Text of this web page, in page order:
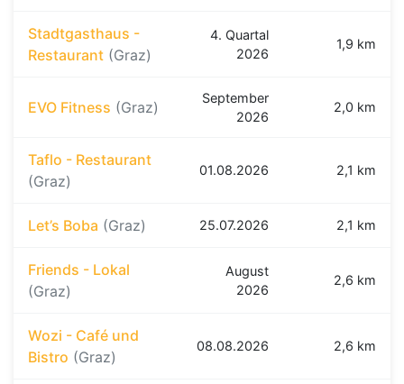
Stadtgasthaus -
Restaurant (Graz)
4. Quartal
2026
1,9 km
EVO Fitness (Graz)
September
2026
2,0 km
Taflo - Restaurant
(Graz)
01.08.2026 2,1 km
Let’s Boba (Graz) 25.07.2026 2,1 km
Friends - Lokal
(Graz)
August
2026
2,6 km
Wozi - Café und
Bistro (Graz)
08.08.2026 2,6 km